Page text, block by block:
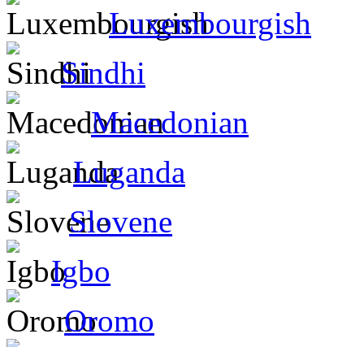
Luxembourgish
Sindhi
Macedonian
Luganda
Slovene
Igbo
Oromo